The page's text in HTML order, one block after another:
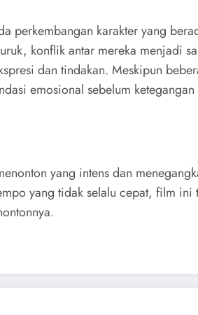
perkembangan karakter yang
konflik antar mereka menjadi
dan tindakan. Meskipun
emosional sebelum
yang intens dan
yang tidak selalu cepat, film